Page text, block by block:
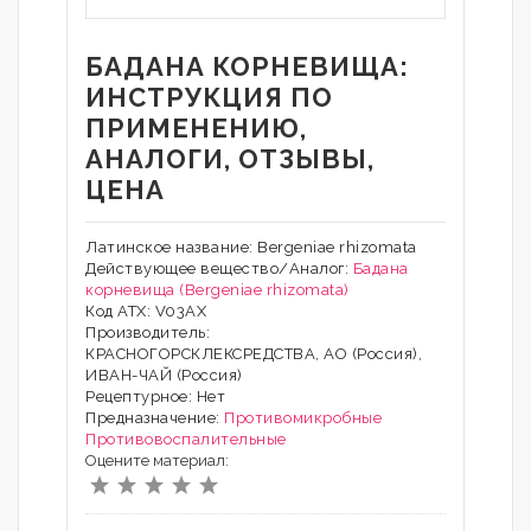
БАДАНА КОРНЕВИЩА:
ИНСТРУКЦИЯ ПО
ПРИМЕНЕНИЮ,
АНАЛОГИ, ОТЗЫВЫ,
ЦЕНА
Латинское название: Bergeniae rhizomata
Действующее вещество/Аналог: Бадана
корневища (Bergeniae rhizomata)
Код АТХ: V03AX
Производитель:
КРАСНОГОРСКЛЕКСРЕДСТВА, АО (Россия),
ИВАН-ЧАЙ (Россия)
Рецептурное: Нет
Предназначение: Противомикробные
Противовоспалительные
Оцените материал: